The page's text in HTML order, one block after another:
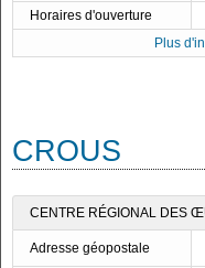
Horaires d'ouverture
Plus
CROUS
CENTRE RÉGIONAL DES
Adresse géopostale